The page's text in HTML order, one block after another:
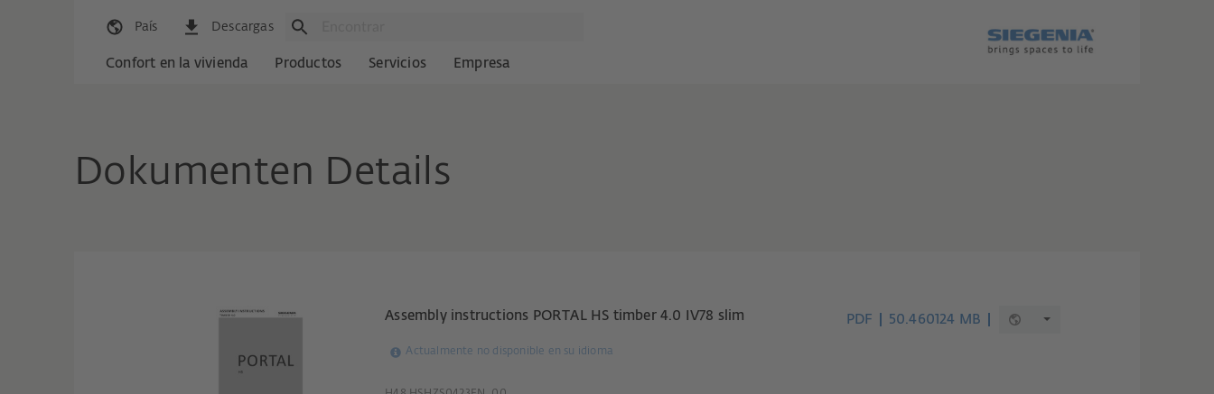
País Descargas
Confort en la vivienda Productos Servicios Empresa
Dokumenten Details
Assembly instructions PORTAL HS timber 4.0 IV78 slim
Actualmente no disponible en su idioma
PDF 50.460124 MB